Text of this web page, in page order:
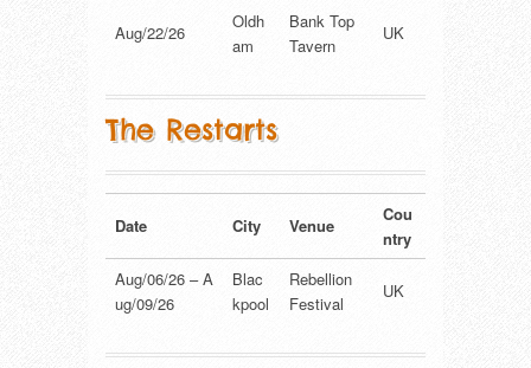
Aug/22/26
Oldh
am
Bank Top
Tavern
UK
The Restarts
Date City Venue
Cou
ntry
Aug/06/26 – A
ug/09/26
Blac
kpool
Rebellion
Festival
UK